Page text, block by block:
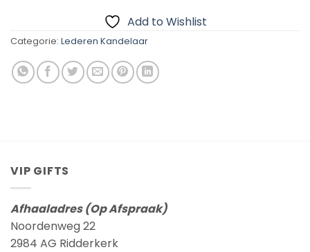
Add to Wishlist
Categorie: Lederen Kandelaar
VIP GIFTS
Afhaaladres (Op Afspraak)
Noordenweg 22
2984 AG Ridderkerk